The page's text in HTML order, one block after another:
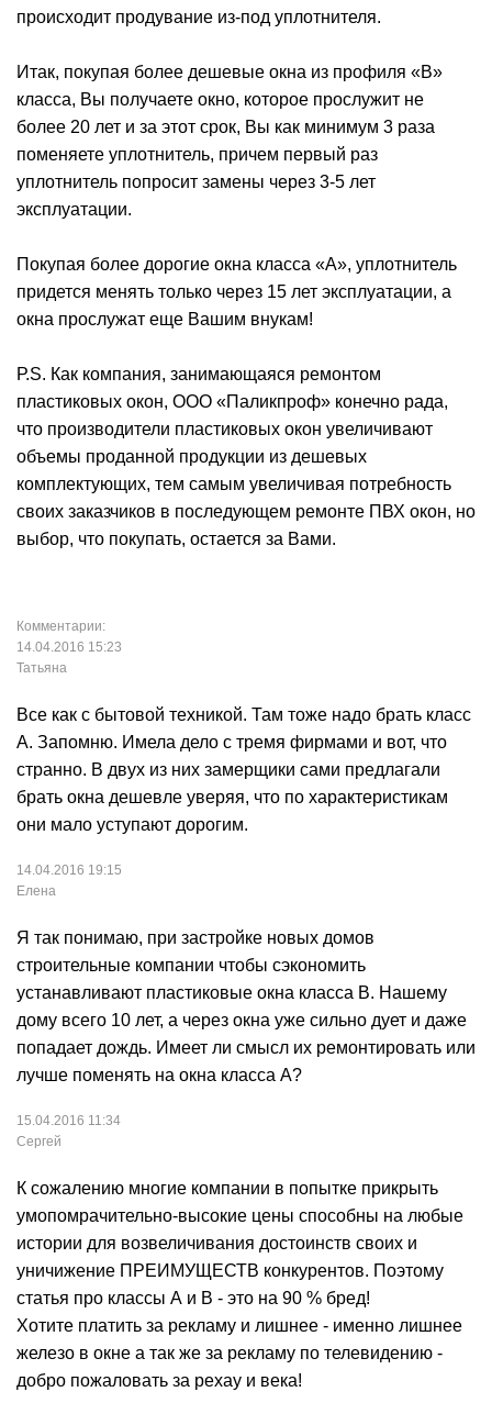
происходит продувание из-под уплотнителя.
Итак, покупая более дешевые окна из профиля «В»
класса, Вы получаете окно, которое прослужит не
более 20 лет и за этот срок, Вы как минимум 3 раза
поменяете уплотнитель, причем первый раз
уплотнитель попросит замены через 3-5 лет
эксплуатации.
Покупая более дорогие окна класса «А», уплотнитель
придется менять только через 15 лет эксплуатации, а
окна прослужат еще Вашим внукам!
Р.S. Как компания, занимающаяся ремонтом
пластиковых окон, ООО «Паликпроф» конечно рада,
что производители пластиковых окон увеличивают
объемы проданной продукции из дешевых
комплектующих, тем самым увеличивая потребность
своих заказчиков в последующем ремонте ПВХ окон, но
выбор, что покупать, остается за Вами.
Комментарии:
14.04.2016 15:23
Татьяна
Все как с бытовой техникой. Там тоже надо брать класс
А. Запомню. Имела дело с тремя фирмами и вот, что
странно. В двух из них замерщики сами предлагали
брать окна дешевле уверяя, что по характеристикам
они мало уступают дорогим.
14.04.2016 19:15
Елена
Я так понимаю, при застройке новых домов
строительные компании чтобы сэкономить
устанавливают пластиковые окна класса В. Нашему
дому всего 10 лет, а через окна уже сильно дует и даже
попадает дождь. Имеет ли смысл их ремонтировать или
лучше поменять на окна класса А?
15.04.2016 11:34
Сергей
К сожалению многие компании в попытке прикрыть
умопомрачительно-высокие цены способны на любые
истории для возвеличивания достоинств своих и
уничижение ПРЕИМУЩЕСТВ конкурентов. Поэтому
статья про классы А и В - это на 90 % бред!
Хотите платить за рекламу и лишнее - именно лишнее
железо в окне а так же за рекламу по телевидению -
добро пожаловать за рехау и века!